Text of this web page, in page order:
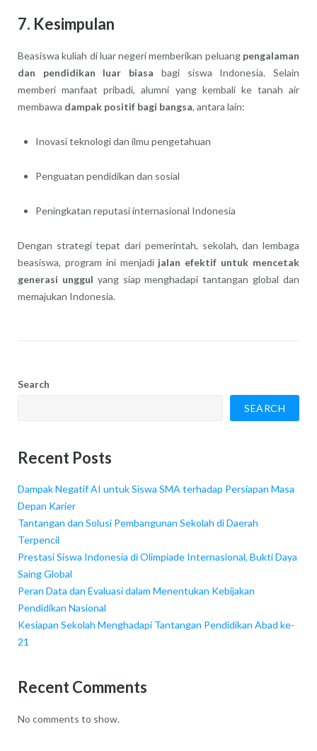
7. Kesimpulan
Beasiswa kuliah di luar negeri memberikan peluang pengalaman
dan pendidikan luar biasa bagi siswa Indonesia. Selain
memberi manfaat pribadi, alumni yang kembali ke tanah air
membawa dampak positif bagi bangsa, antara lain:
Inovasi teknologi dan ilmu pengetahuan
Penguatan pendidikan dan sosial
Peningkatan reputasi internasional Indonesia
Dengan strategi tepat dari pemerintah, sekolah, dan lembaga
beasiswa, program ini menjadi jalan efektif untuk mencetak
generasi unggul yang siap menghadapi tantangan global dan
memajukan Indonesia.
Search
SEARCH
Recent Posts
Dampak Negatif AI untuk Siswa SMA terhadap Persiapan Masa
Depan Karier
Tantangan dan Solusi Pembangunan Sekolah di Daerah
Terpencil
Prestasi Siswa Indonesia di Olimpiade Internasional, Bukti Daya
Saing Global
Peran Data dan Evaluasi dalam Menentukan Kebijakan
Pendidikan Nasional
Kesiapan Sekolah Menghadapi Tantangan Pendidikan Abad ke-
21
Recent Comments
No comments to show.